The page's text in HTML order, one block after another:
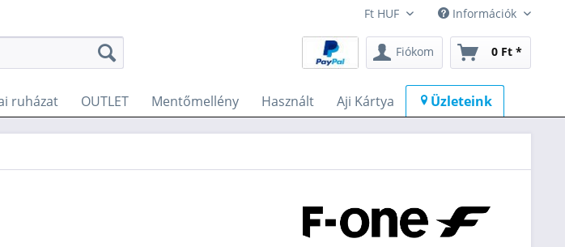
Információk
Fiókom 0 Ft *
ruházat OUTLET Mentőmellény Használt Aji Kártya Üzleteink